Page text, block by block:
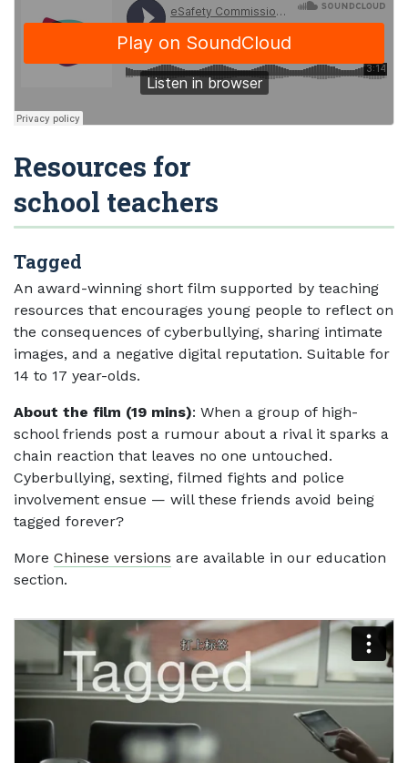
Resources for
school teachers
Tagged
An award-winning short film supported by teaching
resources that encourages young people to reflect on
the consequences of cyberbullying, sharing intimate
images, and a negative digital reputation. Suitable for
14 to 17 year-olds.
About the film (19 mins): When a group of high-
school friends post a rumour about a rival it sparks a
chain reaction that leaves no one untouched.
Cyberbullying, sexting, filmed fights and police
involvement ensue — will these friends avoid being
tagged forever?
More Chinese versions are available in our education
section.